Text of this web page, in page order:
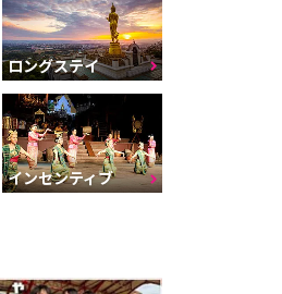
ロングステイ
インセンティブ